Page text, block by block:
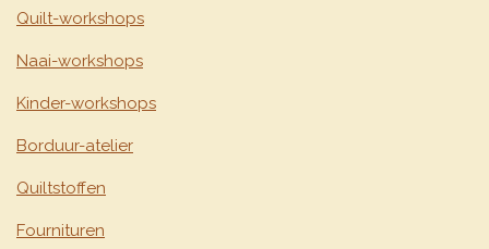
Quilt-workshops
Naai-workshops
Kinder-workshops
Borduur-atelier
Quiltstoffen
Fournituren